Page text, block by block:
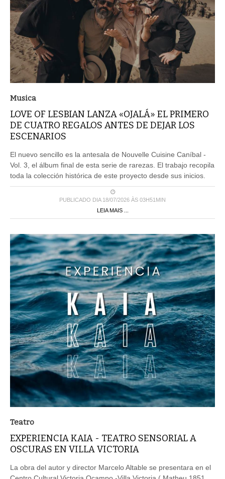
Musica
LOVE OF LESBIAN LANZA «OJALÁ» EL PRIMERO
DE CUATRO REGALOS ANTES DE DEJAR LOS
ESCENARIOS
El nuevo sencillo es la antesala de Nouvelle Cuisine Caníbal -
Vol. 3, el álbum final de esta serie de rarezas. El trabajo recopila
toda la colección histórica de este proyecto desde sus inicios.
PUBLICADO DIA 18/07/2026 ÀS 03H51MIN
LEIA MAIS ...
Teatro
EXPERIENCIA KAIA - TEATRO SENSORIAL A
OSCURAS EN VILLA VICTORIA
La obra del autor y director Marcelo Altable se presentara en el